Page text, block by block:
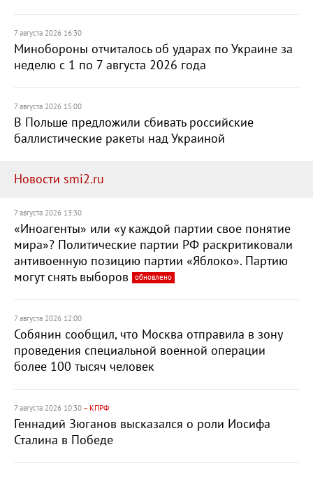
7 августа 2026 16:30
Минобороны отчиталось об ударах по Украине за
неделю с 1 по 7 августа 2026 года
7 августа 2026 15:00
В Польше предложили сбивать российские
баллистические ракеты над Украиной
Новости smi2.ru
7 августа 2026 13:30
«Иноагенты» или «у каждой партии свое понятие
мира»? Политические партии РФ раскритиковали
антивоенную позицию партии «Яблоко». Партию
могут снять выборов
обновлено
7 августа 2026 12:00
Собянин сообщил, что Москва отправила в зону
проведения специальной военной операции
более 100 тысяч человек
7 августа 2026 10:30 – КПРФ
Геннадий Зюганов высказался о роли Иосифа
Сталина в Победе